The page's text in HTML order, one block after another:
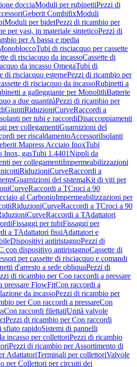
docciaModuli per rubinettiPezzi di
Geberit CombifixModuli
Moduli per bidetPezzi di ricambio per
per vasi, in materiale sinteticoPezzi di
per A bassa e media
Tubi di risciacquo per cassette
di risciacquo da incassoCassette di
da incasso OmegaTubi di
di risciacquo esternePezzi di ricambio per
di risciacquo da incassoRubinetti a
a galleggiante per MonolithBatterie
a due quantitàPezzi di ricambio per
GiuntiRiduzioniCurveRaccordi a
per tubi e raccordiDisaccoppiamenti
per collegamentiGuarnizioni del
per riscaldamentoAccessoriIsolanti
Mapress Acciaio InoxTubi
Inox, gasTubi 1.4401Nippli da
per collegamentiImpermeabilizzazioni
RiduzioniCurveRaccordi a
Guarnizioni del sistemaKit di viti per
CurveRaccordi a TCroci a 90
al CarbonioImpermeabilizzazioni per
RiduzioniCurveRaccordi a TCroci a 90
CurveRaccordi a TAdattatori
Fissaggi per tubiFissaggi per
a TAdattatori fissiAdattatori e
Dispositivi antiristagnoPezzi di
con dispositivo antiristagnoCassette di
per cassette di risciacquo e comandi
d'arresto a sede obliquaPezzi di
di ricambio per Con raccordi a pressare
pressare FlowFitCon raccordi a
da incassoPezzi di ricambio per
per Con raccordi a pressareCon
Con raccordi filettatiUnità valvole
Pezzi di ricambio per Con raccordi
sfiato rapidoSistemi di pannelli
incasso per collettoriPezzi di ricambio
Pezzi di ricambio per Assortimento di
AdattatoriTerminali per collettoriValvole
per Collettori per circuiti dei